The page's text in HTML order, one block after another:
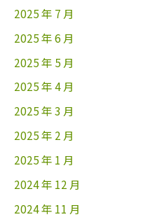
2025 年 7 月
2025 年 6 月
2025 年 5 月
2025 年 4 月
2025 年 3 月
2025 年 2 月
2025 年 1 月
2024 年 12 月
2024 年 11 月